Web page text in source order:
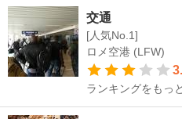
交通
[人気No.1]
ロメ空港 (LFW)
ランキングをもっ